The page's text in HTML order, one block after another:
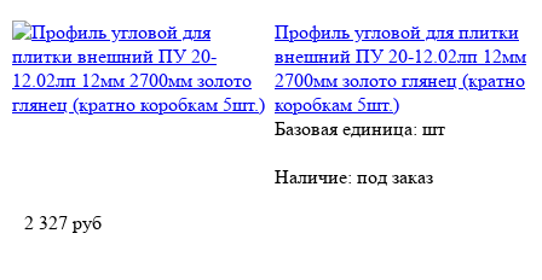
Профиль угловой для плитки
внешний ПУ 20-12.02лп 12мм
2700мм золото глянец (кратно
коробкам 5шт.)
Базовая единица: шт
Наличие: под заказ
2 327 руб